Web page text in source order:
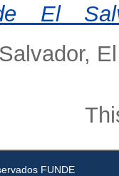
El
FUNDE